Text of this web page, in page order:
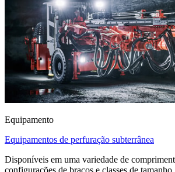
Equipamento
Equipamentos de perfuração subterrânea
Disponíveis em uma variedade de